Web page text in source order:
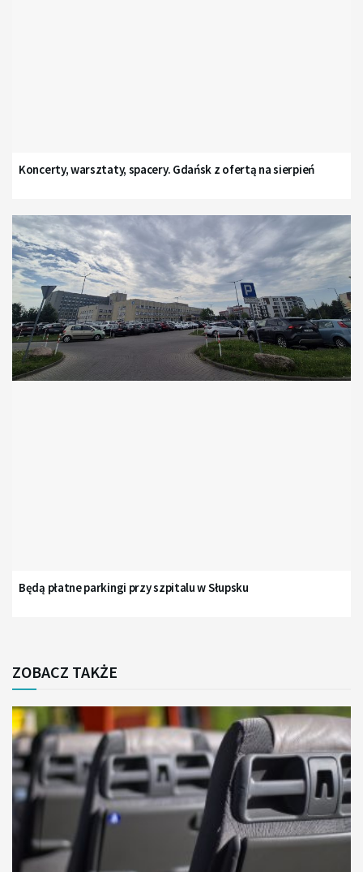
Koncerty, warsztaty, spacery. Gdańsk z ofertą na sierpień
Będą płatne parkingi przy szpitalu w Słupsku
ZOBACZ TAKŻE